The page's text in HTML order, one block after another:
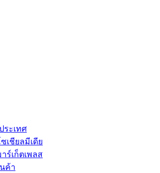
ระเทศ
เชียลมีเดีย
ร์เก็ตเพลส
ค้า